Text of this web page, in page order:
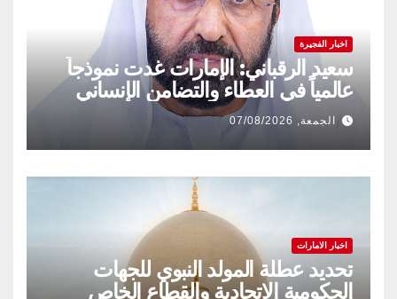
اخبار الفجيرة
سعيد الرقباني: الإمارات غدت نموذجاً
عالمياً في العطاء والتضامن الإنساني
الجمعة, 07/08/2026
اخبار الامارات
تحديد عطلة المولد النبوي للجهات
الحكومية الاتحادية والقطاع الخاص